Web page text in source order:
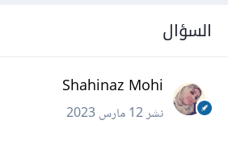
السؤال
Shahinaz Mohi
نشر12 مارس 2023